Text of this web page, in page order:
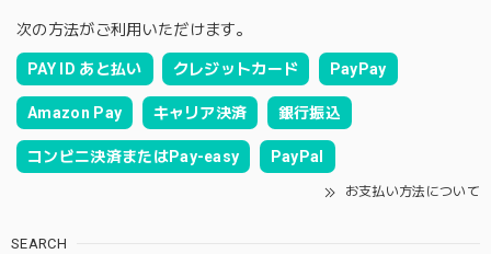
次の方法がご利用いただけます。
PAY ID あと払い クレジットカード PayPay
Amazon Pay キャリア決済 銀行振込
コンビニ決済またはPay-easy PayPal
お支払い方法について
SEARCH